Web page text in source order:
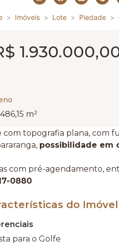
Imóveis Lote Piedade
m²
com topografia plana, com
possibilidade em
com pré-agendamento,
0880
do Imóvel
para o Golfe